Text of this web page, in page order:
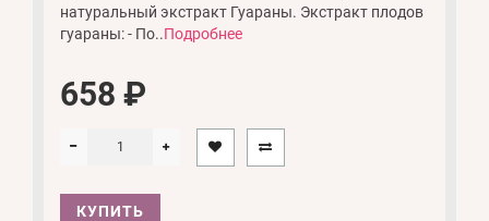
натуральный экстракт Гуараны. Экстракт плодов
гуараны: - По..Подробнее
658 ₽
КУПИТЬ